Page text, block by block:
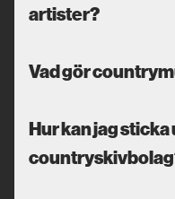
artister?
Vad gör
Hur kan jag sticka